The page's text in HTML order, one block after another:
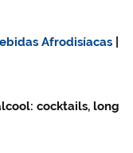
Afrodisíacas
cocktails, long